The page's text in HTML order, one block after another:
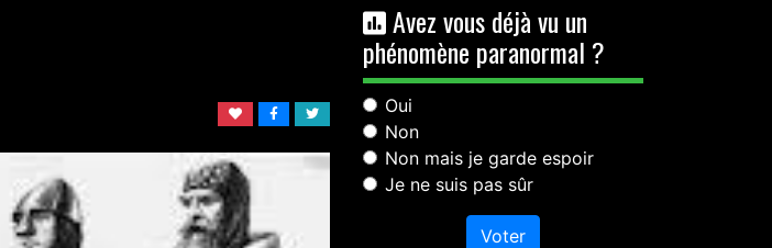
Avez vous déjà vu un
phénomène paranormal ?
Oui
Non
Non mais je garde espoir
Je ne suis pas sûr
Voter